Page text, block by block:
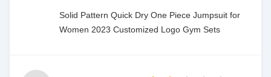
Solid Pattern Quick Dry One Piece Jumpsuit for
Women 2023 Customized Logo Gym Sets